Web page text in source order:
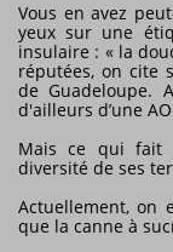
Vous en avez
yeux sur une
insulaire : « la
réputées, on cite
de Guadeloupe.
d'ailleurs d’une
Mais ce qui fait
diversité de ses
Actuellement, on
que la canne à